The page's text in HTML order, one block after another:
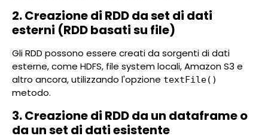
2. Creazione di RDD da set di dati
esterni (RDD basati su file)
Gli RDD possono essere creati da sorgenti di dati
esterne, come HDFS, file system locali, Amazon S3 e
altro ancora, utilizzando l'opzione textFile()
metodo.
3. Creazione di RDD da un dataframe o
da un set di dati esistente